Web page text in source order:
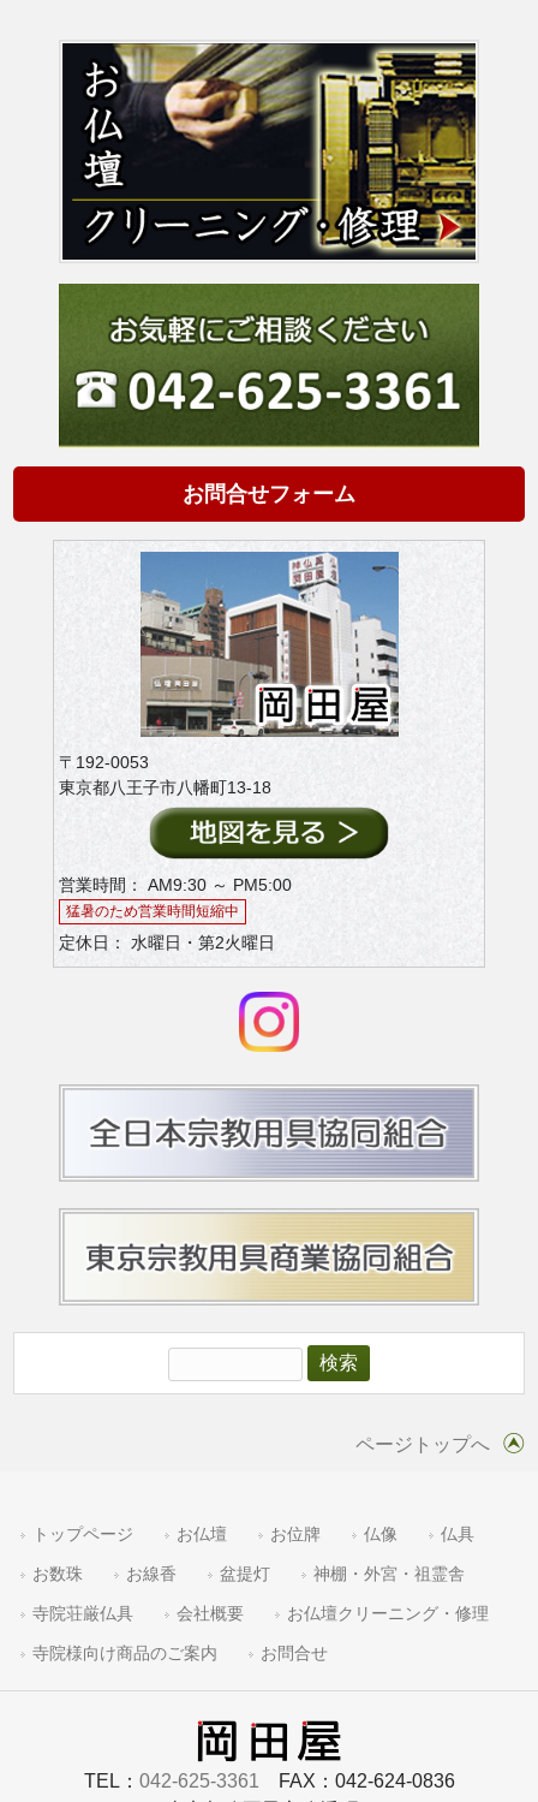
お問合せフォーム
〒192-0053
東京都八王子市八幡町13-18
営業時間： AM9:30 ～ PM5:00
猛暑のため営業時間短縮中
定休日： 水曜日・第2火曜日
ページトップへ
トップページ お仏壇 お位牌 仏像 仏具
お数珠 お線香 盆提灯 神棚・外宮・祖霊舎
寺院荘厳仏具 会社概要 お仏壇クリーニング・修理
寺院様向け商品のご案内 お問合せ
TEL： 042-625-3361 FAX：042-624-0836